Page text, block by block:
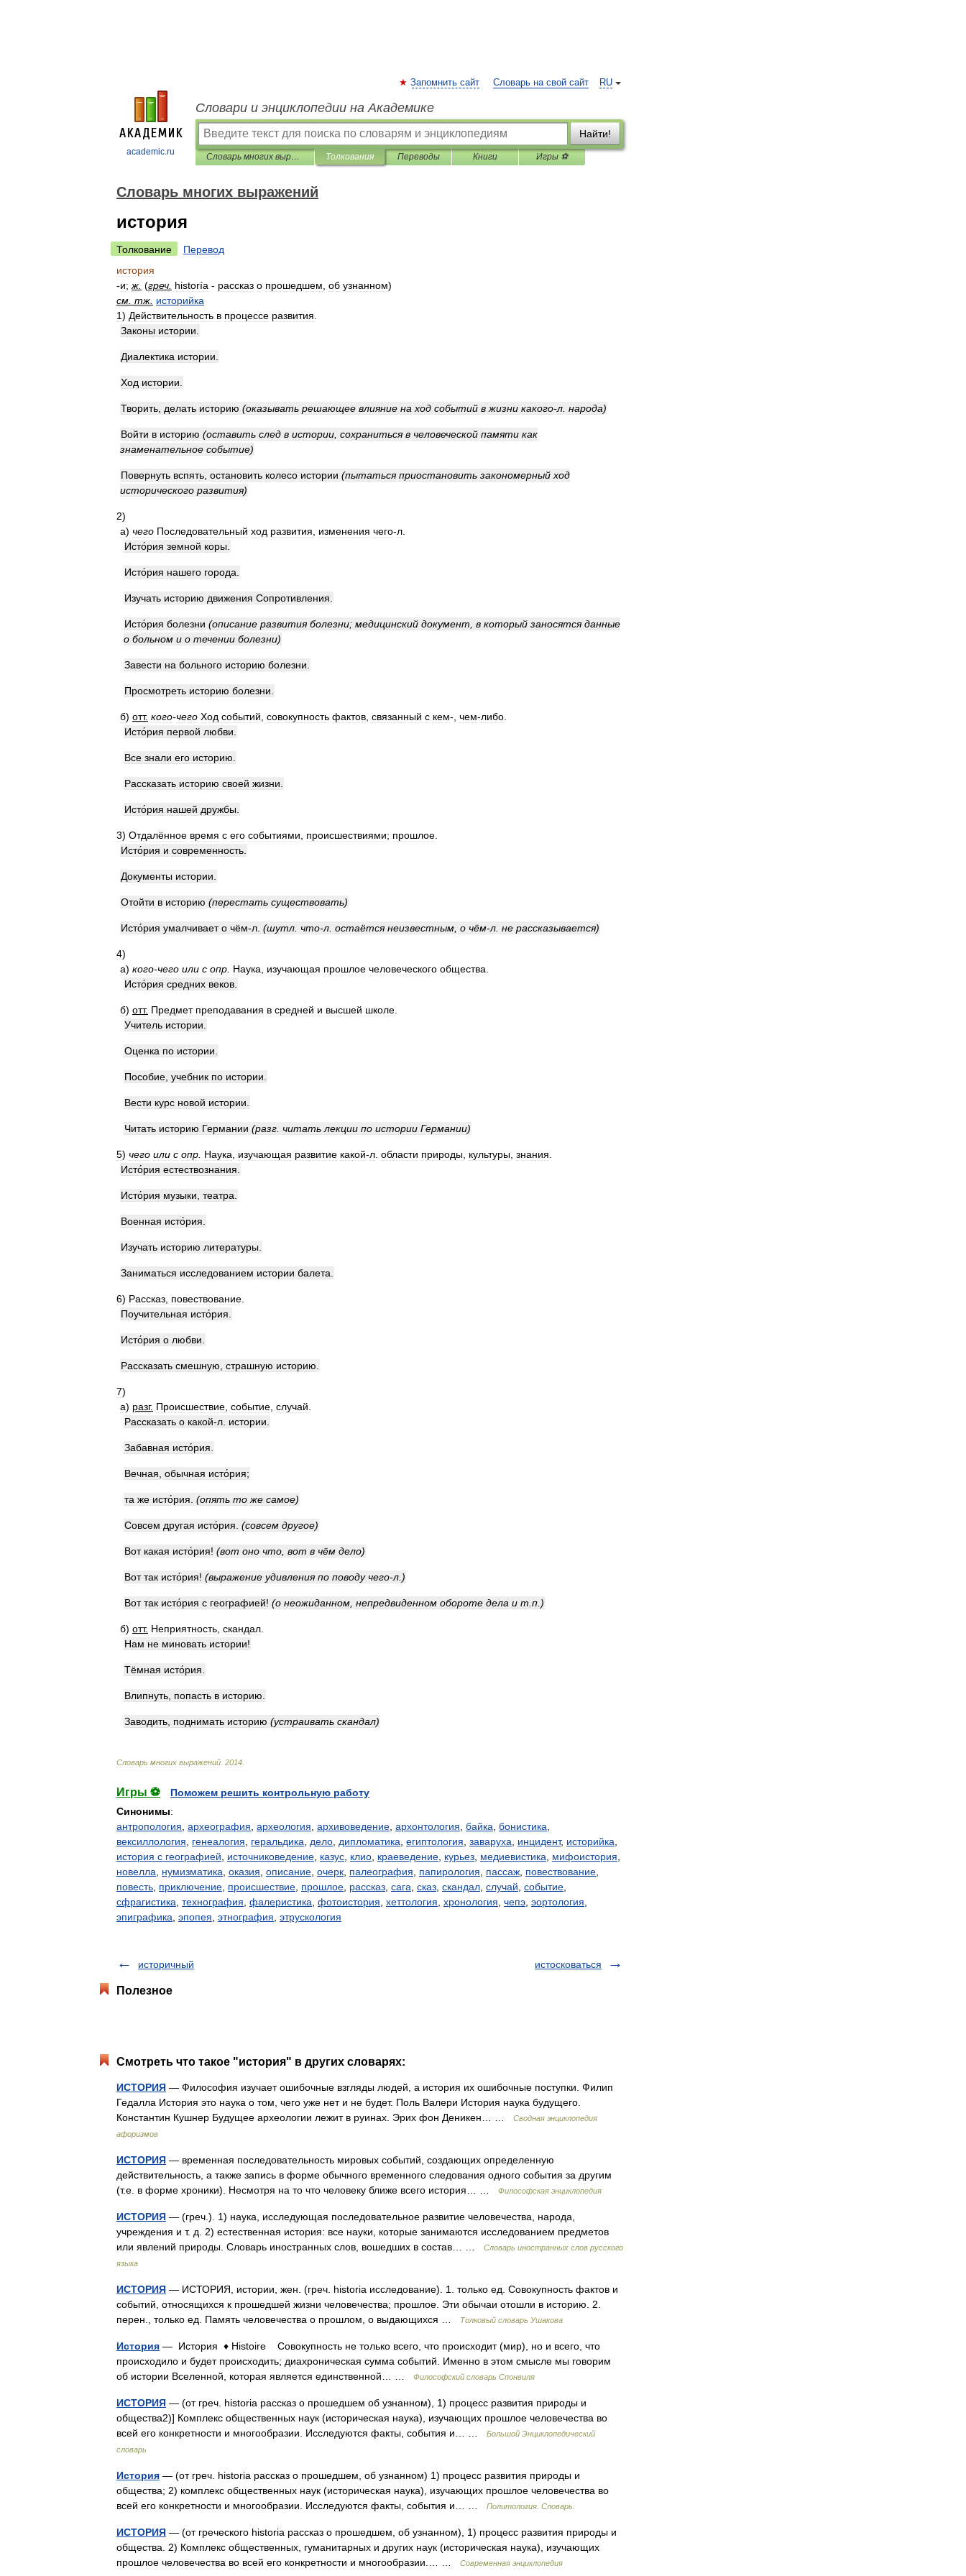
academic.ru
RU
Запомнить сайт Словарь на свой сайт
Словари и энциклопедии на Академике
Найти!
Словарь многих выражений Толкования Переводы Книги Игры ⚽
Словарь многих выражений
история
Толкование
Перевод
история
-и; ж (греч historía - рассказ о прошедшем об узнанном)
см тж историйка
1) Действительность в процессе развития
Законы истории
Диалектика истории
Ход истории
Творить делать историю (оказывать решающее влияние на ход событий в жизни какого-л народа)
Войти в историю (оставить след в истории сохраниться в человеческой памяти как
знаменательное событие)
Повернуть вспять остановить колесо истории (пытаться приостановить закономерный ход
исторического развития)
2)
а) чего Последовательный ход развития изменения чего-л
Исто́рия земной коры
Исто́рия нашего города
Изучать историю движения Сопротивления
Исто́рия болезни (описание развития болезни; медицинский документ в который заносятся данные
о больном и о течении болезни)
Завести на больного историю болезни
Просмотреть историю болезни
б) отт. кого-чего Ход событий совокупность фактов связанный с кем-, чем-либо
Исто́рия первой любви
Все знали его историю
Рассказать историю своей жизни
Исто́рия нашей дружбы
3) Отдалённое время с его событиями происшествиями; прошлое
Исто́рия и современность
Документы истории
Отойти в историю (перестать существовать)
Исто́рия умалчивает о чём-л (шутл что-л остаётся неизвестным о чём-л не рассказывается)
4)
а) кого-чего или с опр Наука изучающая прошлое человеческого общества
Исто́рия средних веков
б) отт. Предмет преподавания в средней и высшей школе
Учитель истории
Оценка по истории
Пособие учебник по истории
Вести курс новой истории
Читать историю Германии (разг читать лекции по истории Германии)
5) чего или с опр Наука изучающая развитие какой-л области природы культуры знания
Исто́рия естествознания
Исто́рия музыки театра
Военная исто́рия
Изучать историю литературы
Заниматься исследованием истории балета
6) Рассказ повествование
Поучительная исто́рия
Исто́рия о любви
Рассказать смешную страшную историю
7)
а) разг. Происшествие событие случай
Рассказать о какой-л истории
Забавная исто́рия
Вечная обычная исто́рия;
та же исто́рия (опять то же самое)
Совсем другая исто́рия (совсем другое)
Вот какая исто́рия! (вот оно что вот в чём дело)
Вот так исто́рия! (выражение удивления по поводу чего-л .)
Вот так исто́рия с географией! (о неожиданном непредвиденном обороте дела и т п .)
б) отт. Неприятность скандал
Нам не миновать истории!
Тёмная исто́рия
Влипнуть попасть в историю
Заводить поднимать историю (устраивать скандал)
Словарь многих выражений 2014
Игры ⚽
Поможем решить контрольную работу
Синонимы:
антропология археография археология архивоведение архонтология байка бонистика
вексиллология
генеалогия геральдика дело дипломатика египтология заваруха инцидент, историйка
история с географией
источниковедение казус клио краеведение курьез медиевистика мифоистория
новелла
нумизматика оказия описание очерк палеография папирология пассаж повествование
повесть приключение происшествие прошлое рассказ сага сказ скандал случай событие
сфрагистика технография фалеристика фотоистория хеттология хронология чепэ эортология
эпиграфика эпопея этнография этрускология
историчный истосковаться
Полезное
Смотреть что такое "история" в других словарях:
ИСТОРИЯ — Философия изучает ошибочные взгляды людей, а история их ошибочные поступки. Филип
Гедалла История это наука о том, чего уже нет и не будет. Поль Валери История наука будущего.
Константин Кушнер Будущее археологии лежит в руинах. Эрих фон Деникен… …
Сводная энциклопедия
афоризмов
ИСТОРИЯ — временная последовательность мировых событий, создающих определенную
действительность, а также запись в форме обычного временного следования одного события за другим
(т.е. в форме хроники). Несмотря на то что человеку ближе всего история… …
Философская энциклопедия
ИСТОРИЯ — (греч.). 1) наука, исследующая последовательное развитие человечества, народа,
учреждения и т. д. 2) естественная история: все науки, которые занимаются исследованием предметов
или явлений природы. Словарь иностранных слов, вошедших в состав… …
Словарь иностранных слов русского
языка
ИСТОРИЯ — ИСТОРИЯ, истории, жен. (греч. historia исследование). 1. только ед. Совокупность фактов и
событий, относящихся к прошедшей жизни человечества; прошлое. Эти обычаи отошли в историю. 2.
перен., только ед. Память человечества о прошлом, о выдающихся …
Толковый словарь Ушакова
История — История ♦ Histoire Совокупность не только всего, что происходит (мир), но и всего, что
происходило и будет происходить; диахроническая сумма событий. Именно в этом смысле мы говорим
об истории Вселенной, которая является единственной… …
Философский словарь Спонвиля
ИСТОРИЯ — (от греч. historia рассказ о прошедшем об узнанном), 1) процесс развития природы и
общества2)] Комплекс общественных наук (историческая наука), изучающих прошлое человечества во
всей его конкретности и многообразии. Исследуются факты, события и… …
Большой Энциклопедический
словарь
История — (от греч. historia рассказ о прошедшем, об узнанном) 1) процесс развития природы и
общества; 2) комплекс общественных наук (историческая наука), изучающих прошлое человечества во
всей его конкретности и многообразии. Исследуются факты, события и… …
Политология. Словарь.
ИСТОРИЯ — (от греческого historia рассказ о прошедшем, об узнанном), 1) процесс развития природы и
общества. 2) Комплекс общественных, гуманитарных и других наук (историческая наука), изучающих
прошлое человечества во всей его конкретности и многообразии.… …
Современная энциклопедия